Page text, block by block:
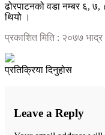
ढोरपाटनको वडा नम्बर ६, ७,
थियो ।
प्रकाशित मिति : २०७७ भाद्र
प्रतिक्रिया दिनुहोस
Leave a Reply